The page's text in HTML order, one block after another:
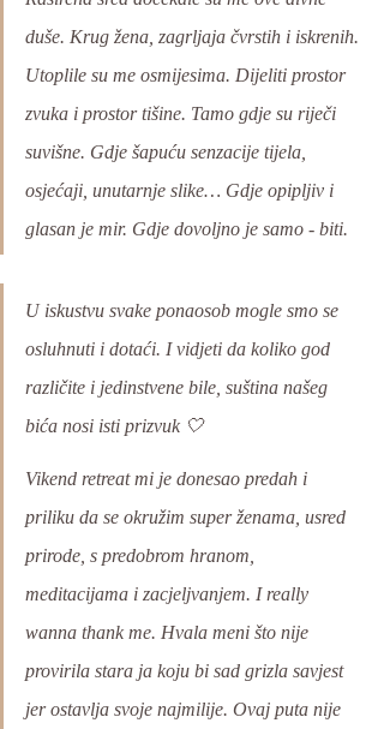
duše. Krug žena, zagrljaja čvrstih i iskrenih.
Utoplile su me osmijesima. Dijeliti prostor
zvuka i prostor tišine. Tamo gdje su riječi
suvišne. Gdje šapuću senzacije tijela,
osjećaji, unutarnje slike… Gdje opipljiv i
glasan je mir. Gdje dovoljno je samo - biti.
U iskustvu svake ponaosob mogle smo se
osluhnuti i dotaći. I vidjeti da koliko god
različite i jedinstvene bile, suština našeg
bića nosi isti prizvuk 🤍
Vikend retreat mi je donesao predah i
priliku da se okružim super ženama, usred
prirode, s predobrom hranom,
meditacijama i zacjeljvanjem. I really
wanna thank me. Hvala meni što nije
provirila stara ja koju bi sad grizla savjest
jer ostavlja svoje najmilije. Ovaj puta nije